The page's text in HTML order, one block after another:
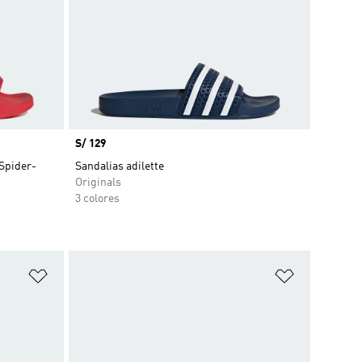
Precio
S/ 129
Sandalias adilette
Originals
3 colores